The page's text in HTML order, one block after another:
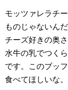
モッツァレラチ
ものじゃないん
チーズ好きの奥
水牛の乳でつく
です。このブッ
食べてほしいな。